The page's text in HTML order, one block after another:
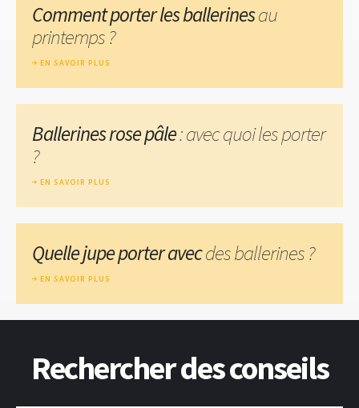
Comment porter les ballerinesau
printemps ?
EN SAVOIR PLUS
Ballerines rose pâle: avec quoi les porter
?
EN SAVOIR PLUS
Quelle jupe porter avecdes ballerines ?
EN SAVOIR PLUS
Rechercher des conseils